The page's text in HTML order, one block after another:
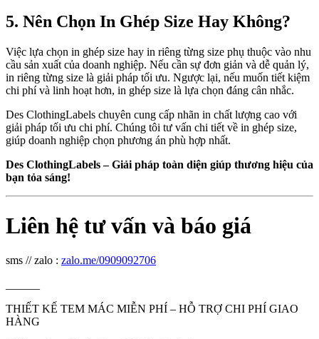
5. Nên Chọn In Ghép Size Hay Không?
Việc lựa chọn in ghép size hay in riêng từng size phụ thuộc vào nhu
cầu sản xuất của doanh nghiệp. Nếu cần sự đơn giản và dễ quản lý,
in riêng từng size là giải pháp tối ưu. Ngược lại, nếu muốn tiết kiệm
chi phí và linh hoạt hơn, in ghép size là lựa chọn đáng cân nhắc.
Des ClothingLabels chuyên cung cấp nhãn in chất lượng cao với
giải pháp tối ưu chi phí. Chúng tôi tư vấn chi tiết về in ghép size,
giúp doanh nghiệp chọn phương án phù hợp nhất.
Des ClothingLabels – Giải pháp toàn diện giúp thương hiệu của
bạn tỏa sáng!
Liên hệ tư vấn và báo giá
sms // zalo : zalo.me/0909092706
THIẾT KẾ TEM MÁC MIỄN PHÍ – HỖ TRỢ CHI PHÍ GIAO
HÀNG